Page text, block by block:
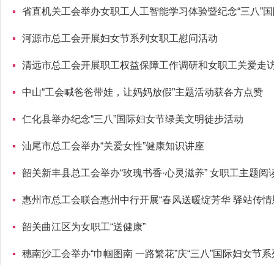
省直机关工会举办女职工人工智能学习体验暨纪念“三八”
河源市总工会开展妇女节系列女职工慰问活动
清远市总工会开展职工权益保障工作调研和女职工关爱走
中山“工会喊爸爸带娃，让妈妈放假”主题活动获各方点赞
仁化县举办纪念“三八”国际妇女节绿美文明徒步活动
汕尾市总工会举办“关爱女性”健康知识讲座
韶关新丰县总工会举办“玫瑰书香·心灵滋养” 女职工主题阅
惠州市总工会联合惠州中行开展“春风送暖绽芳华 驿站传
韶关曲江区为女职工“送健康”
穗南沙工会举办“巾帼图南 一路繁花”庆“三八”国际妇女节